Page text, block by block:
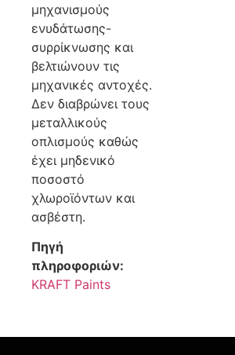
μηχανισμούς
ενυδάτωσης-
συρρίκνωσης και
βελτιώνουν τις
μηχανικές αντοχές.
Δεν διαβρώνει τους
μεταλλικούς
οπλισμούς καθώς
έχει μηδενικό
ποσοστό
χλωροϊόντων και
ασβέστη.
Πηγή
πληροφοριών:
KRAFT Paints